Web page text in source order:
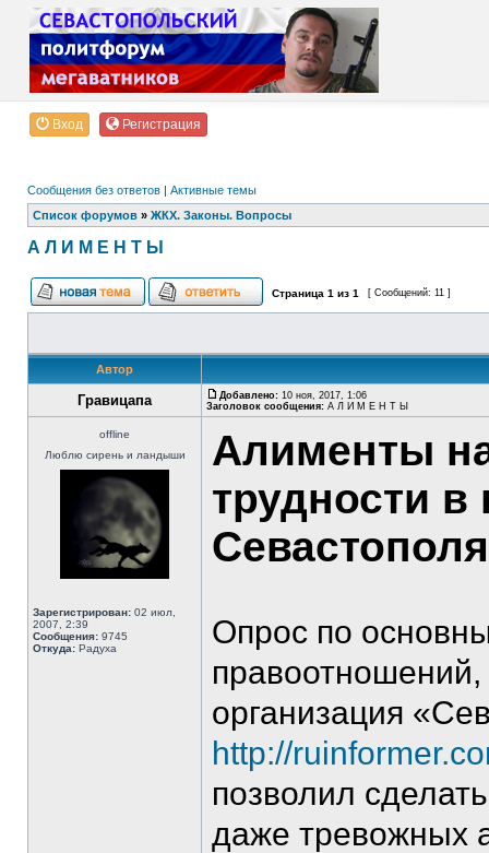
Вход Регистрация
Сообщения без ответов | Активные темы
Список форумов » ЖКХ. Законы. Вопросы
А Л И М Е Н Т Ы
Страница 1 из 1 [ Сообщений: 11 ]
Автор
Гравицапа Добавлено: 10 ноя, 2017, 1:06
Заголовок сообщения: А Л И М Е Н Т Ы
offline
Люблю сирень и ландыши
Зарегистрирован: 02 июл,
2007, 2:39
Сообщения: 9745
Откуда: Радуха
Алименты
трудности
Севастополя
Опрос по
организация
http://
позволил
даже тревожных